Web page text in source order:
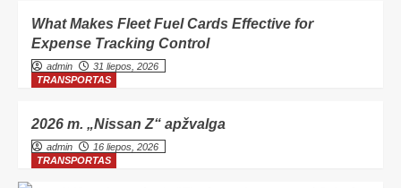
What Makes Fleet Fuel Cards Effective for
Expense Tracking Control
admin
31 liepos, 2026
TRANSPORTAS
2026 m. „Nissan Z“ apžvalga
admin
16 liepos, 2026
TRANSPORTAS